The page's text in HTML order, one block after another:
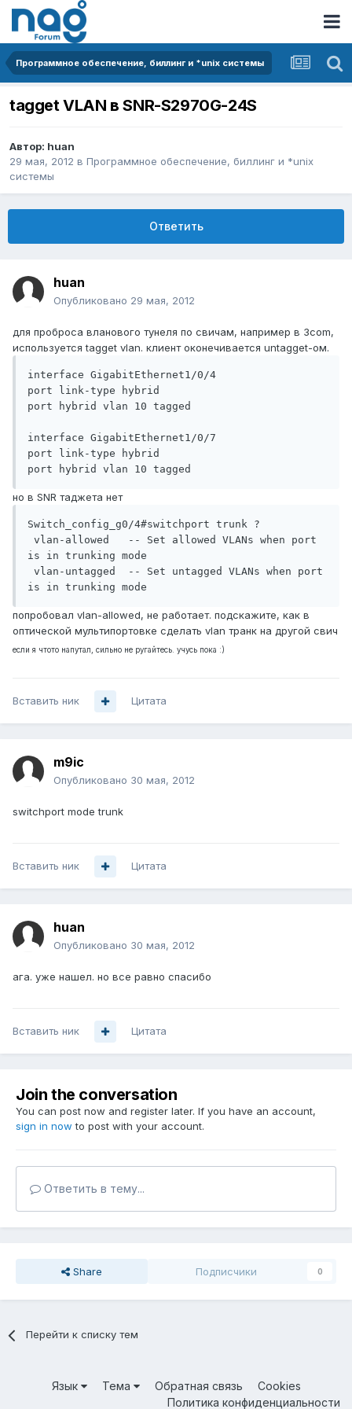
Программное обеспечение, биллинг и *unix системы
tagget VLAN в SNR-S2970G-24S
Автор: huan
29 мая, 2012 в Программное обеспечение, биллинг и *unix
системы
Ответить
huan
Опубликовано 29 мая, 2012
для проброса вланового тунеля по свичам, например в 3com,
используется tagget vlan. клиент оконечивается untagget-ом.
interface GigabitEthernet1/0/4
port link-type hybrid
port hybrid vlan 10 tagged
interface GigabitEthernet1/0/7
port link-type hybrid
но в SNR таджета нет
Switch_config_g0/4#switchport trunk ?
is in trunking mode
попробовал vlan-allowed, не работает. подскажите, как в
оптической мультипортовке сделать vlan транк на другой свич
если я чтото напутал, сильно не ругайтесь. учусь пока :)
Вставить ник Цитата
m9ic
Опубликовано 30 мая, 2012
switchport mode trunk
Вставить ник Цитата
huan
Опубликовано 30 мая, 2012
ага. уже нашел. но все равно спасибо
Вставить ник Цитата
Join the conversation
You can post now and register later. If you have an account,
sign in now to post with your account.
Ответить в тему...
Share Подписчики 0
Перейти к списку тем
Язык Тема Обратная связь
Cookies
Политика конфиденциальности